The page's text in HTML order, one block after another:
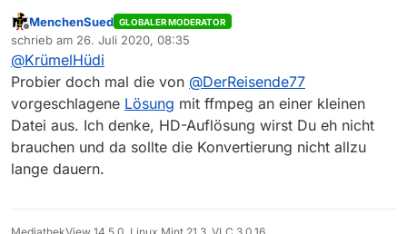
abgespeichert. Ich habe eben in der
Bedienungsanleitung gelesen, dass z.B. *.vob-
Dateien erkannt/abgespielt werden sollen… Ich
kann mit all diesen Informationen nur wenig
anfangen, aber vielleicht hilft dir das ja… um MIR
zu helfen. Vielen Dank jedenfalls, dass sich
überhaupt jemand mit diesem Problem beschäftigt.
Offline
MenchenSued GLOBALER MODERATOR
schrieb am 26. Juli 2020, 08:35
zuletzt editiert von
@KrümelHüdi
Probier doch mal die von @DerReisende77
vorgeschlagene Lösung mit ffmpeg an einer kleinen
Datei aus. Ich denke, HD-Auflösung wirst Du eh nicht
brauchen und da sollte die Konvertierung nicht allzu
lange dauern.